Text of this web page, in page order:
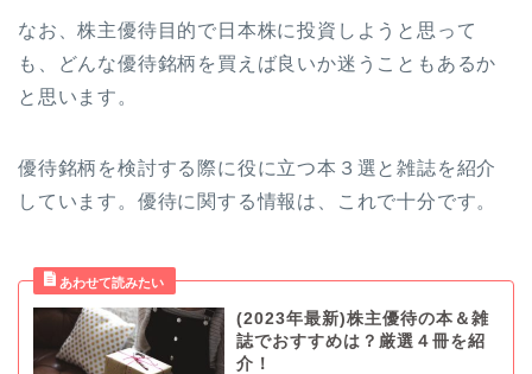
なお、株主優待目的で日本株に投資しようと思って
も、どんな優待銘柄を買えば良いか迷うこともあるか
と思います。
優待銘柄を検討する際に役に立つ本３選と雑誌を紹介
しています。優待に関する情報は、これで十分です。
(2023年最新)株主優待の本＆雑
誌でおすすめは？厳選４冊を紹
介！